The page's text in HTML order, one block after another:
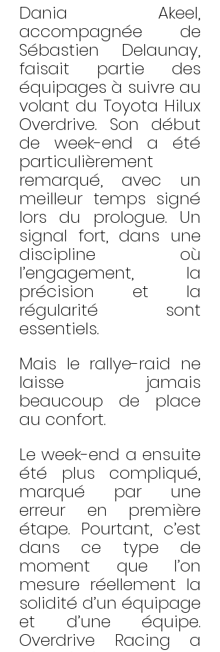
Dania Akeel,
accompagnée de
Sébastien Delaunay,
faisait partie des
équipages à suivre au
volant du Toyota Hilux
Overdrive. Son début
de week-end a été
particulièrement
remarqué, avec un
meilleur temps signé
lors du prologue. Un
signal fort, dans une
discipline où
l’engagement, la
précision et la
régularité sont
essentiels.
Mais le rallye-raid ne
laisse jamais
beaucoup de place
au confort.
Le week-end a ensuite
été plus compliqué,
marqué par une
erreur en première
étape. Pourtant, c’est
dans ce type de
moment que l’on
mesure réellement la
solidité d’un équipage
et d’une équipe.
Overdrive Racing a